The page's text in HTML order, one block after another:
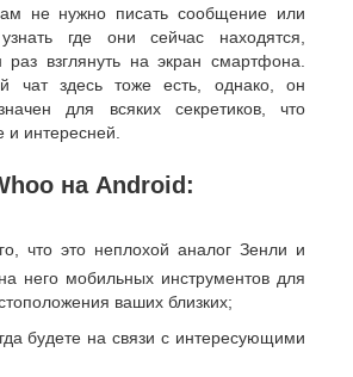
не нужно писать сообщение или
где они сейчас находятся,
раз взглянуть на экран смартфона.
чат здесь тоже есть, однако, он
для всяких секретиков, что
и интересней.
на Android:
что это неплохой аналог Зенли и
него мобильных инструментов для
ваших близких;
будете на связи с интересующими